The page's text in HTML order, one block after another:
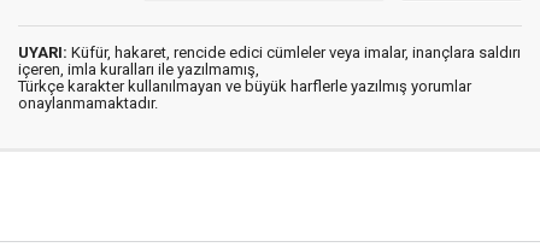
UYARI: Küfür, hakaret, rencide edici cümleler veya imalar, inançlara saldırı
içeren, imla kuralları ile yazılmamış,
Türkçe karakter kullanılmayan ve büyük harflerle yazılmış yorumlar
onaylanmamaktadır.